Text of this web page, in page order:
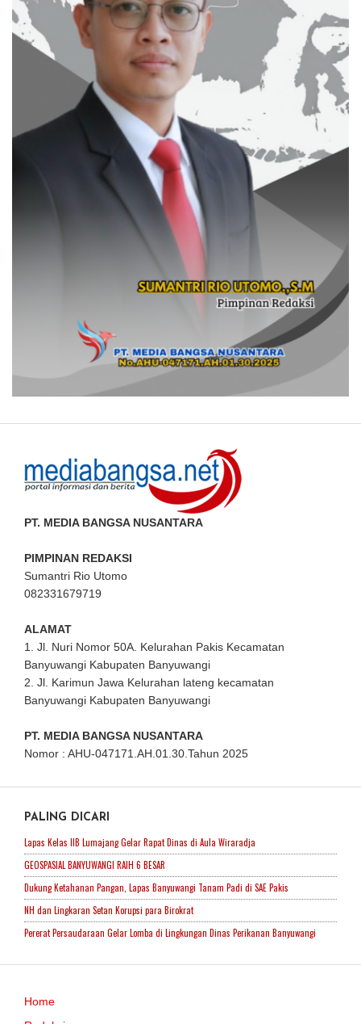
PT. MEDIA BANGSA NUSANTARA
PIMPINAN REDAKSI
Sumantri Rio Utomo
082331679719
ALAMAT
1. Jl. Nuri Nomor 50A. Kelurahan Pakis Kecamatan
Banyuwangi Kabupaten Banyuwangi
2. Jl. Karimun Jawa Kelurahan lateng kecamatan
Banyuwangi Kabupaten Banyuwangi
PT. MEDIA BANGSA NUSANTARA
Nomor : AHU-047171.AH.01.30.Tahun 2025
PALING DICARI
Lapas Kelas IIB Lumajang Gelar Rapat Dinas di Aula Wiraradja
GEOSPASIAL BANYUWANGI RAIH 6 BESAR
Dukung Ketahanan Pangan, Lapas Banyuwangi Tanam Padi di SAE Pakis
NH dan Lingkaran Setan Korupsi para Birokrat
Pererat Persaudaraan Gelar Lomba di Lingkungan Dinas Perikanan Banyuwangi
Home